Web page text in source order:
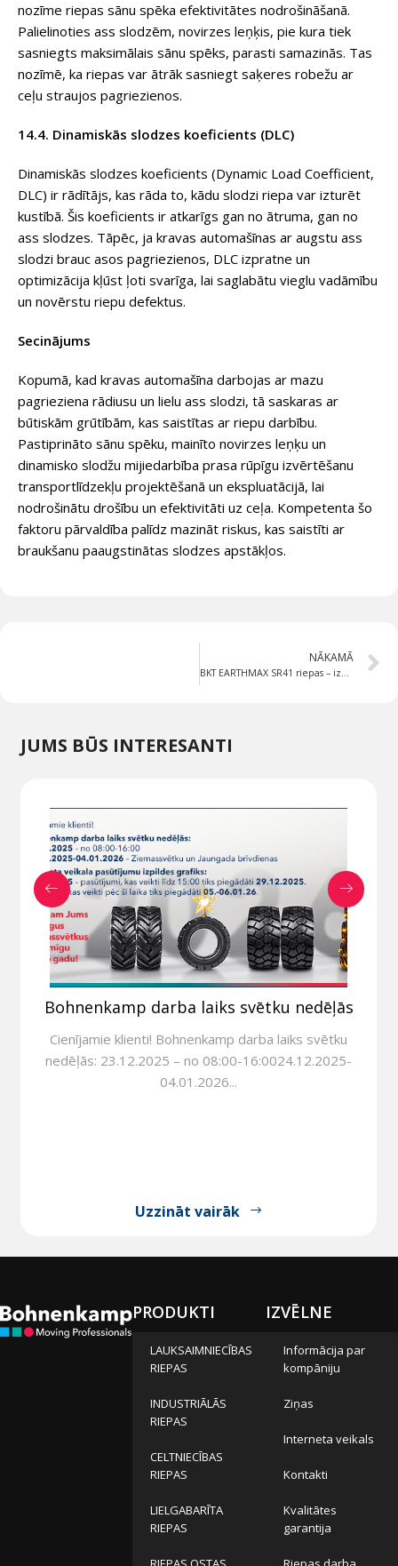
nozīme riepas sānu spēka efektivitātes nodrošināšanā.
Palielinoties ass slodzēm, novirzes leņķis, pie kura tiek
sasniegts maksimālais sānu spēks, parasti samazinās. Tas
nozīmē, ka riepas var ātrāk sasniegt saķeres robežu ar
ceļu straujos pagriezienos.
14.4. Dinamiskās slodzes koeficients (DLC)
Dinamiskās slodzes koeficients (Dynamic Load Coefficient,
DLC) ir rādītājs, kas rāda to, kādu slodzi riepa var izturēt
kustībā. Šis koeficients ir atkarīgs gan no ātruma, gan no
ass slodzes. Tāpēc, ja kravas automašīnas ar augstu ass
slodzi brauc asos pagriezienos, DLC izpratne un
optimizācija kļūst ļoti svarīga, lai saglabātu vieglu vadāmību
un novērstu riepu defektus.
Secinājums
Kopumā, kad kravas automašīna darbojas ar mazu
pagrieziena rādiusu un lielu ass slodzi, tā saskaras ar
būtiskām grūtībām, kas saistītas ar riepu darbību.
Pastiprināto sānu spēku, mainīto novirzes leņķu un
dinamisko slodžu mijiedarbība prasa rūpīgu izvērtēšanu
transportlīdzekļu projektēšanā un ekspluatācijā, lai
nodrošinātu drošību un efektivitāti uz ceļa. Kompetenta šo
faktoru pārvaldība palīdz mazināt riskus, kas saistīti ar
braukšanu paaugstinātas slodzes apstākļos.
NĀKAMĀ
JUMS BŪS INTERESANTI
Bohnenkamp darba laiks svētku nedēļās
Cienījamie klienti! Bohnenkamp darba laiks svētku
nedēļās: 23.12.2025 – no 08:00-16:0024.12.2025-
04.01.2026...
Uzzināt vairāk
PRODUKTI
LAUKSAIMNIECĪBAS
RIEPAS
INDUSTRIĀLĀS
RIEPAS
CELTNIECĪBAS
RIEPAS
LIELGABARĪTA
RIEPAS
IZVĒLNE
Informācija par
kompāniju
Ziņas
Interneta veikals
Kontakti
Kvalitātes
garantija